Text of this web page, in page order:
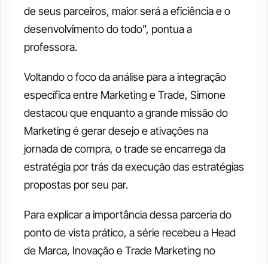
de seus parceiros, maior será a eficiência e o
desenvolvimento do todo”, pontua a
professora.
Voltando o foco da análise para a integração
específica entre Marketing e Trade, Simone
destacou que enquanto a grande missão do
Marketing é gerar desejo e ativações na
jornada de compra, o trade se encarrega da
estratégia por trás da execução das estratégias
propostas por seu par.
Para explicar a importância dessa parceria do
ponto de vista prático, a série recebeu a Head
de Marca, Inovação e Trade Marketing no